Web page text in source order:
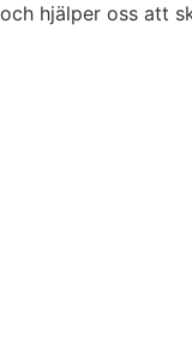
och hjälper oss att